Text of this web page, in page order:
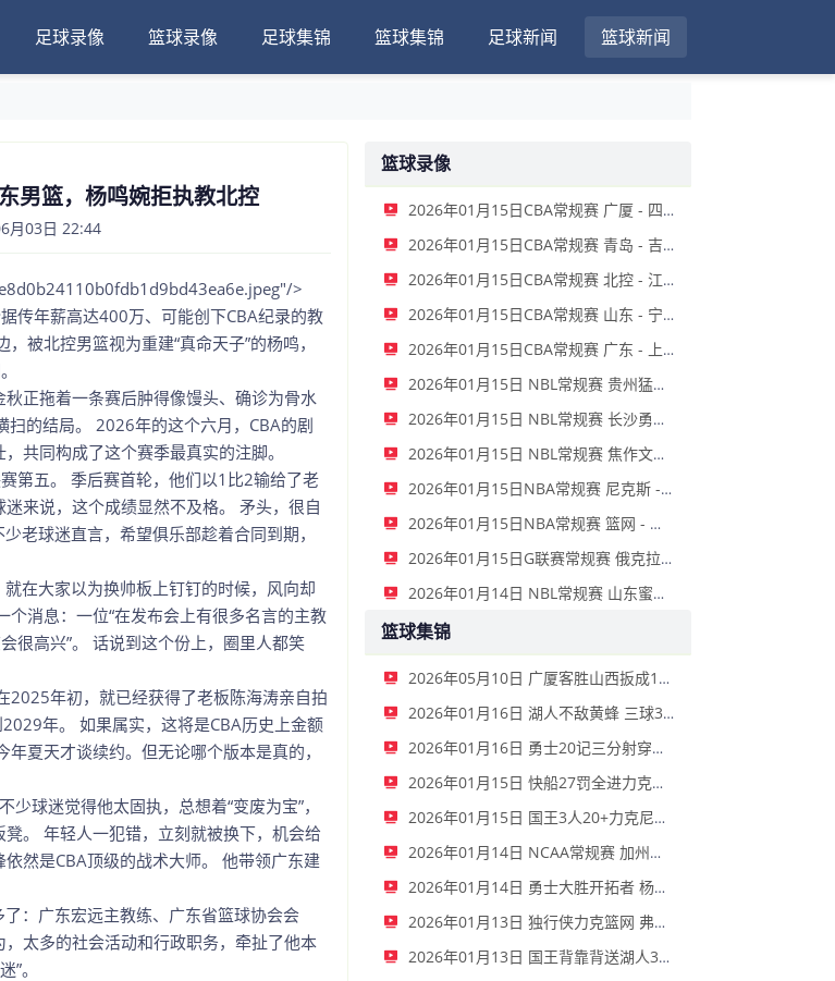
足球录像 篮球录像 足球集锦 篮球集锦 足球新闻 篮球新闻
男篮，杨鸣婉拒执教北控
03日 22:44
>
传年薪高达400万、可能创下CBA纪录的教
被北控男篮视为重建“真命天子”的杨鸣，
正拖着一条赛后肿得像馒头、确诊为骨水
的结局。 2026年的这个六月，CBA的剧
共同构成了这个赛季最真实的注脚。
第五。 季后赛首轮，他们以1比2输给了老
来说，这个成绩显然不及格。 矛头，很自
老球迷直言，希望俱乐部趁着合同到期，
在大家以为换帅板上钉钉的时候，风向却
消息：一位“在发布会上有很多名言的主教
很高兴”。 话说到这个份上，圈里人都笑
2025年初，就已经获得了老板陈海涛亲自拍
年。 如果属实，这将是CBA历史上金额
夏天才谈续约。但无论哪个版本是真的，
球迷觉得他太固执，总想着“变废为宝”，
。 年轻人一犯错，立刻就被换下，机会给
然是CBA顶级的战术大师。 他带领广东建
：广东宏远主教练、广东省篮球协会会
太多的社会活动和行政职务，牵扯了他本
。
篮球录像
2026年01月15日CBA常规赛 广厦 - 四川 全场录像
2026年01月15日CBA常规赛 青岛 - 吉林 全场录像
2026年01月15日CBA常规赛 北控 - 江苏 全场录像
2026年01月15日CBA常规赛 山东 - 宁波 全场录像
2026年01月15日CBA常规赛 广东 - 上海 全场录像
2026年01月15日 NBL常规赛 贵州猛龙 VS 合肥狂风 全场录像
2026年01月15日 NBL常规赛 长沙勇胜 VS 安徽皖江龙 全场录像
2026年01月15日 NBL常规赛 焦作文旅 VS 香港金牛 全场录像
2026年01月15日NBA常规赛 尼克斯 - 国王 全场录像
2026年01月15日NBA常规赛 篮网 - 鹈鹕 全场录像
2026年01月15日G联赛常规赛 俄克拉荷马城蓝 - 撕裂之城混音 全场录像
2026年01月14日 NBL常规赛 山东蜜獾 VS 上海玄鸟 全场录像
篮球集锦
2026年05月10日 广厦客胜山西扳成1-1 胡金秋17+11 迪亚洛关键上篮不中
2026年01月16日 湖人不敌黄蜂 三球30+11&9记三分 东契奇39分 詹姆斯29+9+6
2026年01月16日 勇士20记三分射穿尼克斯！库里27+7 巴特勒32+8 穆迪三分9中7
2026年01月15日 快船27罚全进力克奇才迎来4连胜 哈登22+5+8 伦纳德33分4断
2026年01月15日 国王3人20+力克尼克斯 德罗赞里程碑 威少11助 布伦森伤退
2026年01月14日 NCAA常规赛 加州圣玛丽大学 82 - 68 旧金山大学 全场集锦
2026年01月14日 勇士大胜开拓者 杨瀚森3分2板 巴特勒16+6+5 库里9中2送11助
2026年01月13日 独行侠力克篮网 弗拉格27+5+5 克莱18分 小波特28+9
2026年01月13日 国王背靠背送湖人3连败 东契奇空砍42+7+8+4断 威少22+5+7